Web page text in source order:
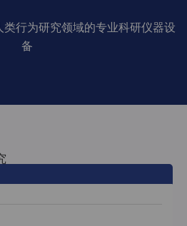
行为研究领域的专业科研仪器设
备